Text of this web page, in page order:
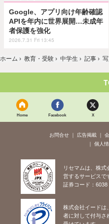
Google、アプリ向け年齢確認
APIを年内に世界展開…未成年
者保護を強化
2026.7.31 Fri 13:45
ホーム › 教育・受験 › 中学生 › 記事 ›
Home Facebook X
お問合せ 広告掲載
個人
リセマムは、株式
営するサービスで
証券コード：6038
株式会社イードは
者に対して付与さ